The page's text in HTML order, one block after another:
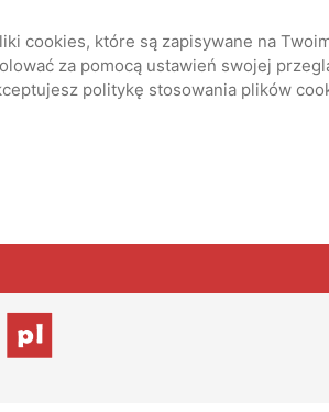
cookies, które są zapisywane na
za pomocą ustawień swojej
politykę stosowania plików